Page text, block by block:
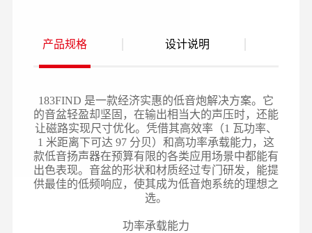
产品规格 设计说明
183FIND 是一款经济实惠的低音炮解决方案。它
的音盆轻盈却坚固，在输出相当大的声压时，还能
让磁路实现尺寸优化。凭借其高效率（1 瓦功率、
1 米距离下可达 97 分贝）和高功率承载能力，这
款低音扬声器在预算有限的各类应用场景中都能有
出色表现。音盆的形状和材质经过专门研发，能提
供最佳的低频响应，使其成为低音炮系统的理想之
选。
功率承载能力